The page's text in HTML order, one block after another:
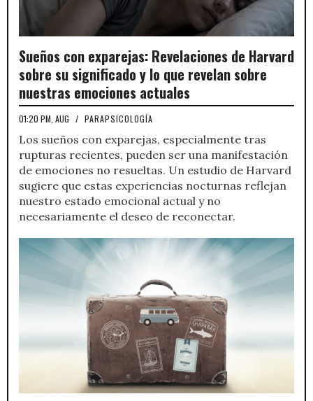
Sueños con exparejas: Revelaciones de Harvard
sobre su significado y lo que revelan sobre
nuestras emociones actuales
01:20 PM, AUG / PARAPSICOLOGÍA
Los sueños con exparejas, especialmente tras
rupturas recientes, pueden ser una manifestación
de emociones no resueltas. Un estudio de Harvard
sugiere que estas experiencias nocturnas reflejan
nuestro estado emocional actual y no
necesariamente el deseo de reconectar.